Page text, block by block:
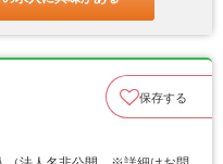
保存する